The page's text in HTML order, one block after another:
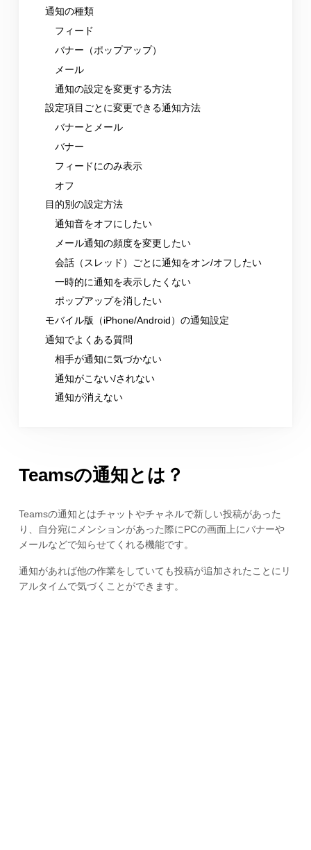
通知の種類
フィード
バナー（ポップアップ）
メール
通知の設定を変更する方法
設定項目ごとに変更できる通知方法
バナーとメール
バナー
フィードにのみ表示
オフ
目的別の設定方法
通知音をオフにしたい
メール通知の頻度を変更したい
会話（スレッド）ごとに通知をオン/オフしたい
一時的に通知を表示したくない
ポップアップを消したい
モバイル版（iPhone/Android）の通知設定
通知でよくある質問
相手が通知に気づかない
通知がこない/されない
通知が消えない
Teamsの通知とは？
Teamsの通知とはチャットやチャネルで新しい投稿があった
り、自分宛にメンションがあった際にPCの画面上にバナーや
メールなどで知らせてくれる機能です。
通知があれば他の作業をしていても投稿が追加されたことにリ
アルタイムで気づくことができます。